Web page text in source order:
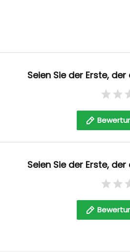
Seien Sie der Erste,
Seien Sie der Erste,